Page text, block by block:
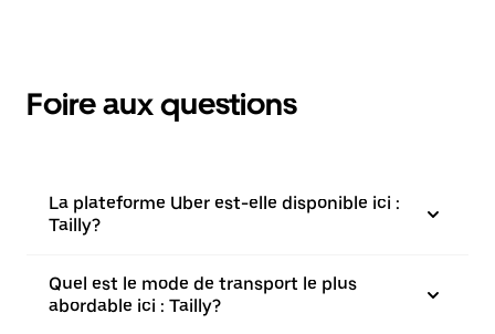
Foire aux questions
La plateforme Uber est-elle disponible ici :
Tailly?
Quel est le mode de transport le plus
abordable ici : Tailly?